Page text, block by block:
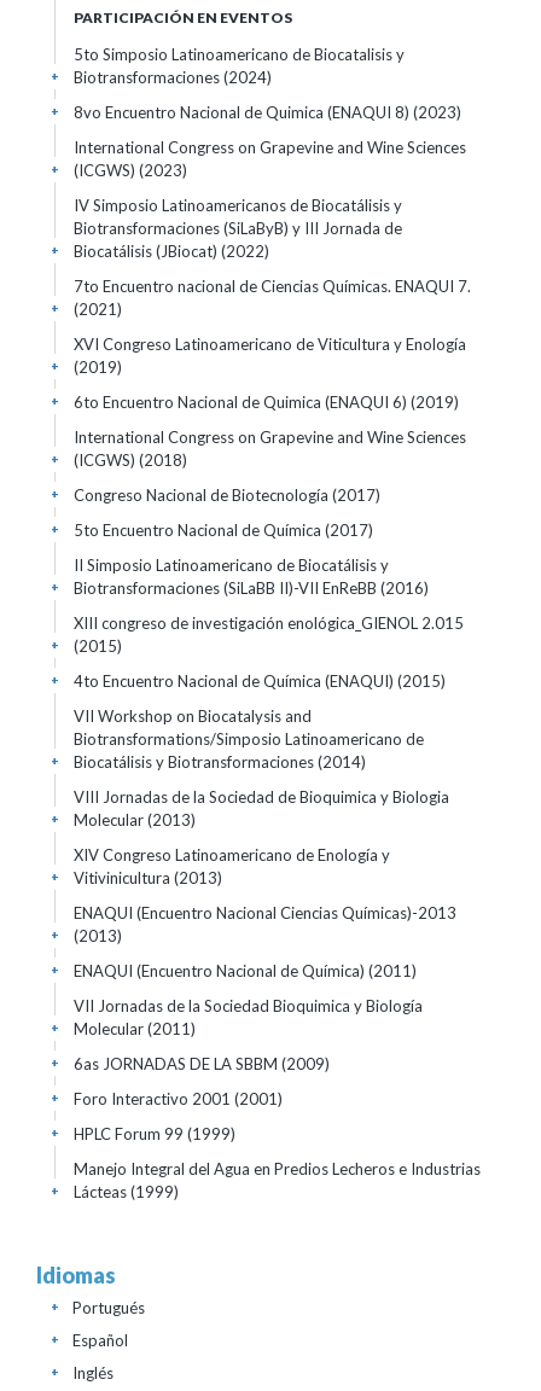
PARTICIPACIÓN EN EVENTOS
5to Simposio Latinoamericano de Biocatalisis y
Biotransformaciones(2024)
+
8vo Encuentro Nacional de Quimica (ENAQUI 8) (2023)
+
International Congress on Grapevine and Wine Sciences
(ICGWS) (2023)
+
IV Simposio Latinoamericanos de Biocatálisis y
Biotransformaciones (SiLaByB) y III Jornada de
Biocatálisis (JBiocat) (2022)
+
7to Encuentro nacional de Ciencias Químicas. ENAQUI 7.
(2021)
+
XVI Congreso Latinoamericano de Viticultura y Enología
(2019)
+
6to Encuentro Nacional de Quimica (ENAQUI 6) (2019)
+
International Congress on Grapevine and Wine Sciences
(ICGWS) (2018)
+
Congreso Nacional de Biotecnología (2017)
+
5to Encuentro Nacional de Química (2017)
+
II Simposio Latinoamericano de Biocatálisis y
Biotransformaciones (SiLaBB II)-VII EnReBB (2016)
+
XIII congreso de investigación enológica_GIENOL 2.015
(2015)
+
4to Encuentro Nacional de Química (ENAQUI) (2015)
+
VII Workshop on Biocatalysis and
Biotransformations/Simposio Latinoamericano de
Biocatálisis y Biotransformaciones(2014)
+
VIII Jornadas de la Sociedad de Bioquimica y Biologia
Molecular(2013)
+
XIV Congreso Latinoamericano de Enología y
Vitivinicultura (2013)
+
ENAQUI (Encuentro Nacional Ciencias Químicas)-2013
(2013)
+
ENAQUI (Encuentro Nacional de Química) (2011)
+
VII Jornadas de la Sociedad Bioquimica y Biología
Molecular(2011)
+
6as JORNADAS DE LA SBBM (2009)
+
Foro Interactivo 2001 (2001)
+
HPLC Forum 99 (1999)
+
Manejo Integral del Agua en Predios Lecheros e Industrias
Lácteas(1999)
+
Idiomas
Portugués
+
Español
+
Inglés
+